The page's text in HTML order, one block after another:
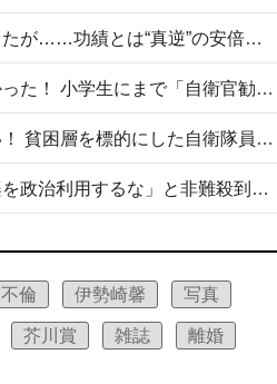
安倍晋三元首相の命日で高市首相は功績を賞賛したが……功績とは“真逆”の安倍元首相のトンデモ発言を振り返る
自衛隊リクルートは貧困層狙い撃ちだけではなかった！ 小学生にまで「自衛官勧誘」目的のパンフレット作成
「自衛隊は経済的に厳しい子が」は間違ってない！ 貧困層を標的にした自衛隊員募集、やす子、山上被告も…日本でも進む“経済的徴兵制”
高市首相がミュージックアワードに登壇で「音楽を政治利用するな」と非難殺到！ MAJの国策的本質を批判する声も
不倫 伊勢崎馨 写真
芥川賞 雑誌 離婚